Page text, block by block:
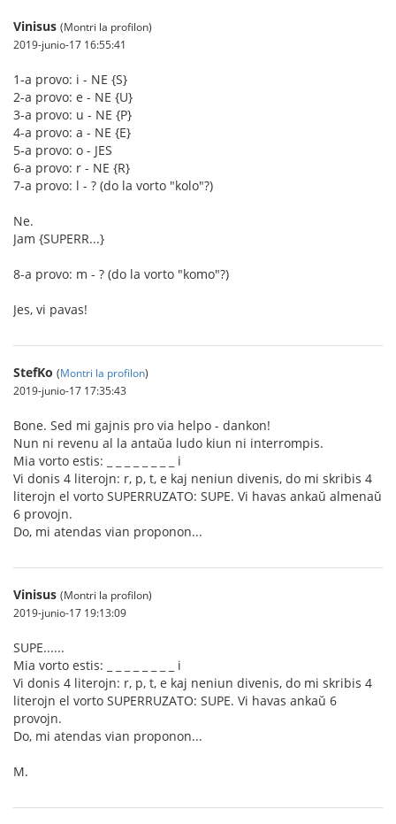
Vinisus (Montri la profilon)
2019-junio-17 16:55:41
1-a provo: i - NE {S}
2-a provo: e - NE {U}
3-a provo: u - NE {P}
4-a provo: a - NE {E}
5-a provo: o - JES
6-a provo: r - NE {R}
7-a provo: l - ? (do la vorto "kolo"?)
Ne.
Jam {SUPERR...}
8-a provo: m - ? (do la vorto "komo"?)
Jes, vi pavas!
StefKo (Montri la profilon)
2019-junio-17 17:35:43
Bone. Sed mi gajnis pro via helpo - dankon!
Nun ni revenu al la antaŭa ludo kiun ni interrompis.
Mia vorto estis: _ _ _ _ _ _ _ _ i
Vi donis 4 literojn: r, p, t, e kaj neniun divenis, do mi skribis 4
literojn el vorto SUPERRUZATO: SUPE. Vi havas ankaŭ almenaŭ
6 provojn.
Do, mi atendas vian proponon...
Vinisus (Montri la profilon)
2019-junio-17 19:13:09
SUPE......
Mia vorto estis: _ _ _ _ _ _ _ _ i
Vi donis 4 literojn: r, p, t, e kaj neniun divenis, do mi skribis 4
literojn el vorto SUPERRUZATO: SUPE. Vi havas ankaŭ 6
provojn.
Do, mi atendas vian proponon...
M.